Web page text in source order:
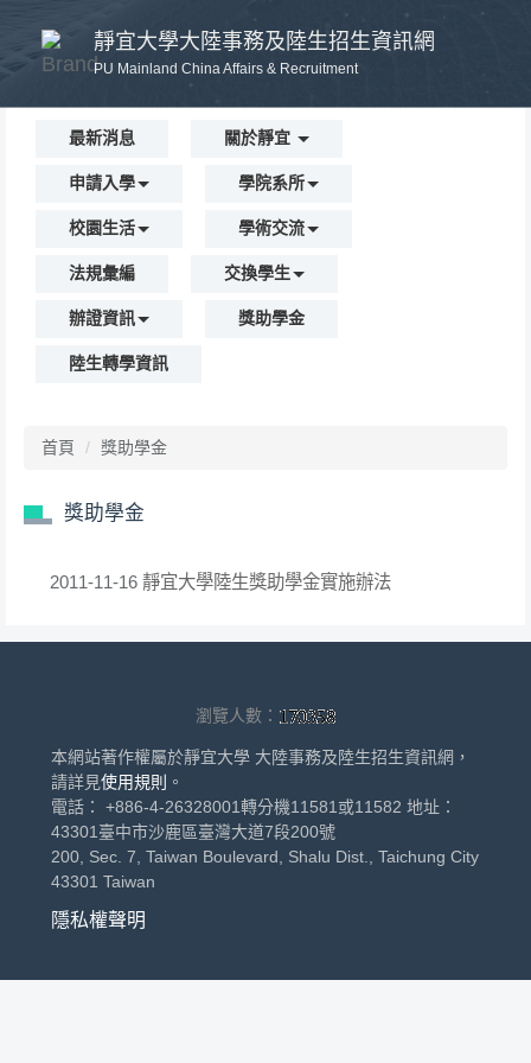
靜宜大學大陸事務及陸生招生資訊網
PU Mainland China Affairs & Recruitment
最新消息 關於靜宜
申請入學 學院系所
校園生活 學術交流
法規彙編 交換學生
辦證資訊 獎助學金
陸生轉學資訊
首頁 獎助學金
獎助學金
2011-11-16 靜宜大學陸生獎助學金實施辦法
瀏覽人數：
本網站著作權屬於靜宜大學 大陸事務及陸生招生資訊網，
請詳見使用規則 。
電話： +886-4-26328001轉分機11581或11582 地址：
43301臺中市沙鹿區臺灣大道7段200號
200, Sec. 7, Taiwan Boulevard, Shalu Dist., Taichung City
43301 Taiwan
隱私權聲明